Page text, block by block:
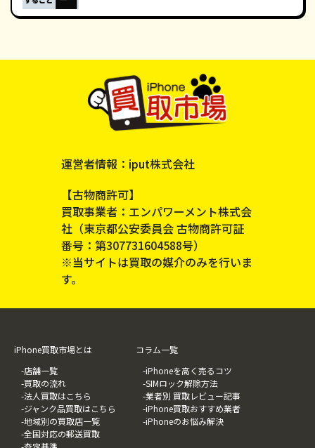
iPhone買取市場とは
-店舗一覧
-買取の流れ
-法人買取はこちら
-ジャンク品買取はこちら
-地域別の買取店一覧
-全国対応の郵送買取
コラム一覧
-iPhoneを高く売るコツ
-SIMロック解除方法
-業者別 買取レビュー記事
-iPhone買取おすすめ業者
-iPhoneのお悩み解決
運営者情報：iput株式会社
【古物商許可】
買取事業者：エンパワーメント株式会
社（東京都公安委員会 古物商許可証
番号：第307731604588号）
※当サイトは買取の媒介のみを行いま
す。